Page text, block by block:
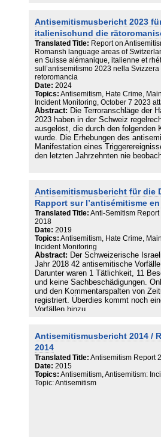
Antisemitismusbericht 2023
italienischund die
Translated Title: Report on
Romansh language areas of
en Suisse alémanique, italienne et
sull’antisemitismo 2023 nella
retoromancia
Date: 2024
Topics: Antisemitism, Hate Crime,
Incident Monitoring, October 7 2023
Abstract: Die Terroranschläge der
2023 haben in der Schweiz
ausgelöst, die durch den folgenden
wurde. Die Erhebungen des
Manifestation eines
den letzten Jahrzehnten nie
Antisemitismusbericht für die
Rapport sur l’antisémitisme
Translated Title: Anti-Semitism
2018
Date: 2019
Topics: Antisemitism, Hate Crime,
Incident Monitoring
Abstract: Der Schweizerische
Jahr 2018 42 antisemitische
Darunter waren 1 Tätlichkeit, 11
und keine Sachbeschädigungen.
und den Kommentarspalten von
registriert. Überdies kommt noch
Vorfällen hinzu.
Antisemitismus allgemein (148
banalisierung (37), israelbezogener
zeitgenössische antisemitische
antisemitische
weiterhin enorm Konjunktur. Dabei
absurdesten Theorien verknüpft,
Antisemitismusbericht 2014 /
2014
Translated Title: Antisemitism Report
Date: 2015
Topics: Antisemitism, Antisemitism:
Topic: Antisemitism